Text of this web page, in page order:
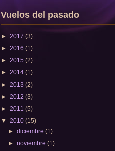
Vuelos del pasado
► 2017 (3)
► 2016 (1)
► 2015 (2)
► 2014 (1)
► 2013 (2)
► 2012 (3)
► 2011 (5)
▼ 2010 (15)
►diciembre(1)
►noviembre(1)